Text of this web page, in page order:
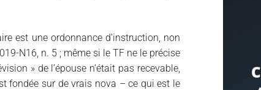
est une ordonnance d’instruction, non
N16, n. 5 ; même si le TF ne le précise
» de l’épouse n’était pas recevable,
fondée sur de vrais nova – ce qui est le